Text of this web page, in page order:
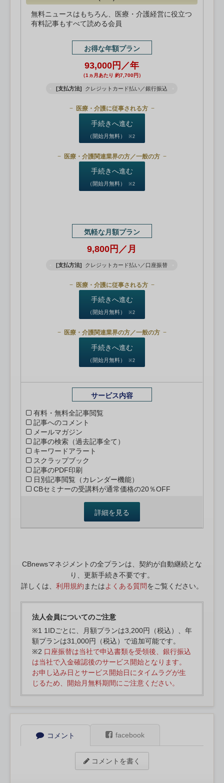
無料ニュースはもちろん、医療・介護経営に役立つ
有料記事もすべて読める会員
お得な年額プラン
93,000円／年
（1ヵ月あたり 約7,700円）
[支払方法] クレジットカード払い／銀行振込
医療・介護に従事される方
手続きへ進む
（開始月無料） ※2
医療・介護関連業界の方／一般の方
手続きへ進む
（開始月無料） ※2
気軽な月額プラン
9,800円／月
[支払方法] クレジットカード払い／口座振替
医療・介護に従事される方
手続きへ進む
（開始月無料） ※2
医療・介護関連業界の方／一般の方
手続きへ進む
（開始月無料） ※2
サービス内容
有料・無料全記事閲覧
記事へのコメント
メールマガジン
記事の検索（過去記事全て）
キーワードアラート
スクラップブック
記事のPDF印刷
日別記事閲覧（カレンダー機能）
CBセミナーの受講料が通常価格の20％OFF
詳細を見る
CBnewsマネジメントの全プランは、契約が自動継続とな
り、更新手続き不要です。
詳しくは、 利用規約 またはよくある質問をご覧ください。
法人会員についてのご注意
※1 1IDごとに、月額プランは3,200円（税込）、年
額プランは31,000円（税込）で追加可能です。
※2 口座振替は当社で申込書類を受領後、銀行振込
は当社で入金確認後のサービス開始となります。
お申し込み日とサービス開始日にタイムラグが生
じるため、開始月無料期間にご注意ください。
コメント facebook
コメントを書く